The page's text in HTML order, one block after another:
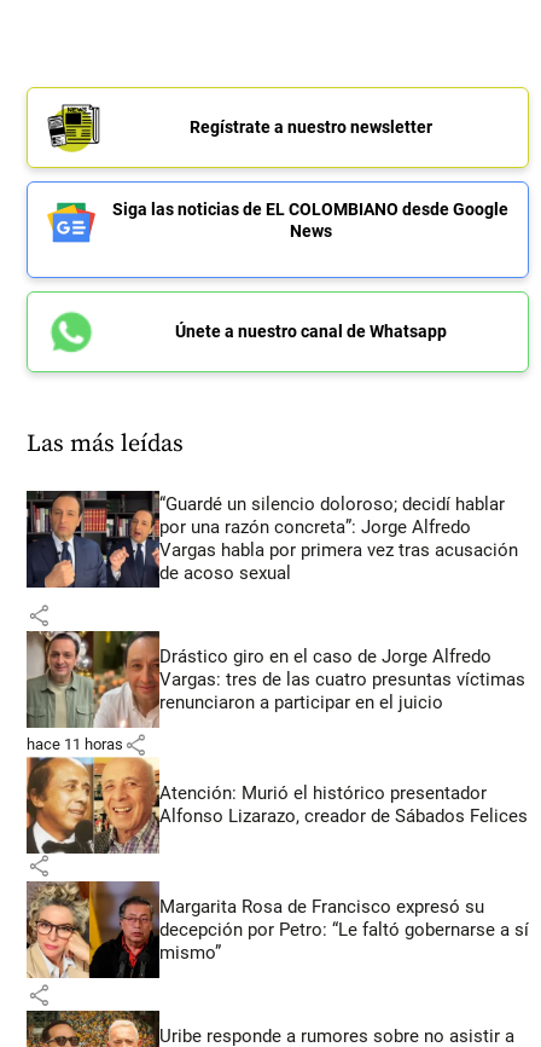
Regístrate a nuestro newsletter
Siga las noticias de EL COLOMBIANO desde Google
News
Únete a nuestro canal de Whatsapp
Las más leídas
“Guardé un silencio doloroso; decidí hablar
por una razón concreta”: Jorge Alfredo
Vargas habla por primera vez tras acusación
de acoso sexual
share
Drástico giro en el caso de Jorge Alfredo
Vargas: tres de las cuatro presuntas víctimas
renunciaron a participar en el juicio
hace 11 horas share
Atención: Murió el histórico presentador
Alfonso Lizarazo, creador de Sábados Felices
share
Margarita Rosa de Francisco expresó su
decepción por Petro: “Le faltó gobernarse a sí
mismo”
share
Uribe responde a rumores sobre no asistir a